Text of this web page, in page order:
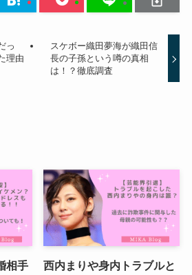
っ
理由
スケボー織田夢海が織田信
長の子孫という噂の真相
は！？徹底調査
相手
西内まりや身内トラブルと